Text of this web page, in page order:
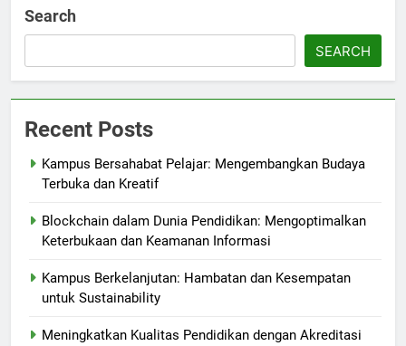
Search
SEARCH
Recent Posts
Kampus Bersahabat Pelajar: Mengembangkan Budaya
Terbuka dan Kreatif
Blockchain dalam Dunia Pendidikan: Mengoptimalkan
Keterbukaan dan Keamanan Informasi
Kampus Berkelanjutan: Hambatan dan Kesempatan
untuk Sustainability
Meningkatkan Kualitas Pendidikan dengan Akreditasi